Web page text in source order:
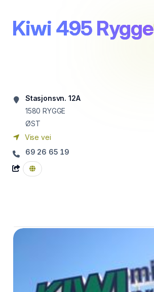
Kiwi 495 Rygge
Stasjonsvn. 12A
1580 RYGGE
ØST
Vise vei
69 26 65 19